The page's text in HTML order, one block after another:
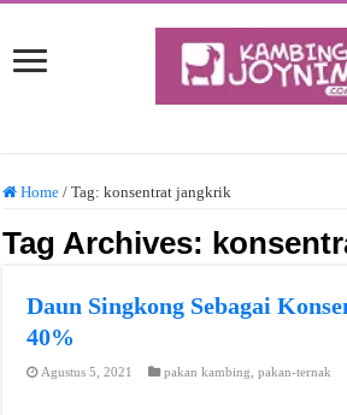
Home / Tag:konsentrat jangkrik
Tag Archives:
Daun Singkong Sebagai
40%
Agustus 5, 2021 pakan kambing ,pakan-ternak